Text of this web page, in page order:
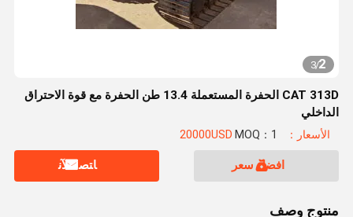
2
/
3
CAT 313D الحفرة المستعملة 13.4 طن الحفرة مع قوة الاحتراق
الداخلي
الأسعار：20000USD MOQ：1
افضل سعر ﺎﺘﺼﻟ ﺍﻶﻧ
منتوج وصف